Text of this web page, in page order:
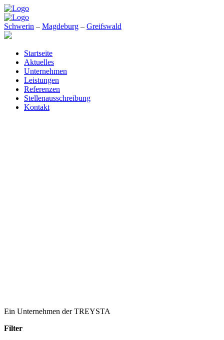
Schwerin – Magdeburg – Greifswald
Startseite
Aktuelles
Unternehmen
Leistungen
Referenzen
Stellenausschreibung
Kontakt
Ein Unternehmen der TREYSTA
Filter